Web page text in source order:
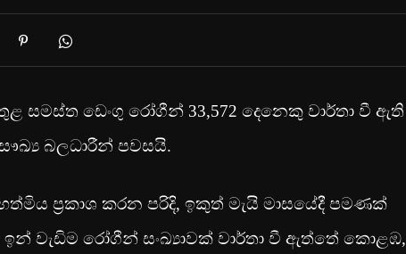
සමස්ත ඩෙංගු රෝගීන් 33,572 දෙනෙකු වාර්තා වී ඇති
බලධාරීන් පවසයි.
ප්‍රකාශ කරන පරිදි, ඉකුත් මැයි මාසයේදී පමණක්
ඉන් වැඩිම රෝගීන් සංඛ්‍යාවක් වාර්තා වී ඇත්තේ කොළඹ,